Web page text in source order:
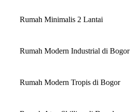
Rumah Minimalis 2 Lantai
Rumah Modern Industrial di Bogor
Rumah Modern Tropis di Bogor